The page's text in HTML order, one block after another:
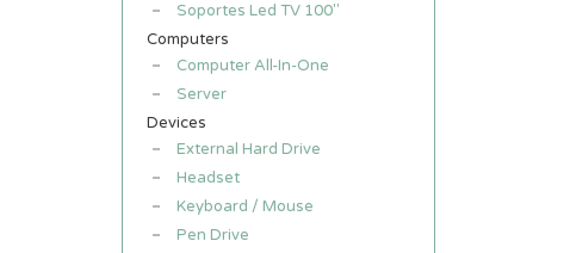
Soportes Led TV 100"
Computers
Computer All-In-One
Server
Devices
External Hard Drive
Headset
Keyboard / Mouse
Pen Drive